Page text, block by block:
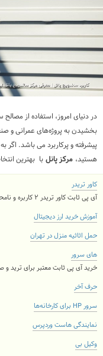
در دنیای امروز، استفاده از
بخشیدن به پروژه‌های عمرانی و
پیشرفته و پرکاربرد می باشد.
هستید، مرکز پانل با بهترین
کاور تریدر
آی پی ثابت کاور تریدر ۲ کاربره و نامحدود با 11 لوکیشن
آموزش خرید ارز دیجیتال
حمل اثاثیه منزل در تهران
های سرور
خرید آی پی ثابت معتبر برای
حرف آخر
سرور HP برای کارخانه‌ها
نمایندگی هاست وردپرس
وکیل بی